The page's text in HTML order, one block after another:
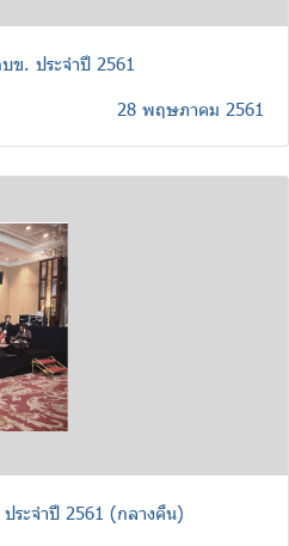
. ประจำปี 2561
28 พฤษภาคม 2561
ระจำปี 2561 (กลางคืน)